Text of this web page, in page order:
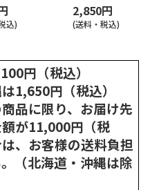
込)
2,850円
(送料・税込)
円（税込）
1,650円（税込）
品に限り、お届け先
が11,000円（税
、お客様の送料負担
（北海道・沖縄は除